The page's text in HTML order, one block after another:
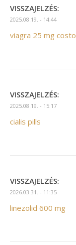
VISSZAJELZÉS:
2025.08.19. - 14:44
viagra 25 mg costo
VISSZAJELZÉS:
2025.08.19. - 15:17
cialis pills
VISSZAJELZÉS:
2026.03.31. - 11:35
linezolid 600 mg